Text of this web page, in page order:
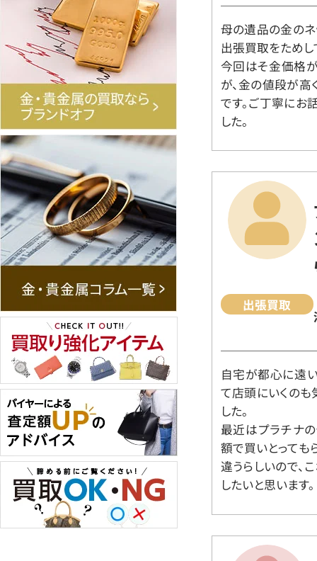
母の遺品の金のネ
出張買取をためし
今回はそ金価格
が、金の値段が高
です。ご丁寧にお
した。
出張買取
自宅が都心に遠
て店頭にいくの
した。
最近はプラチナ
額で買いとっても
違うらしいので、
したいと思います。